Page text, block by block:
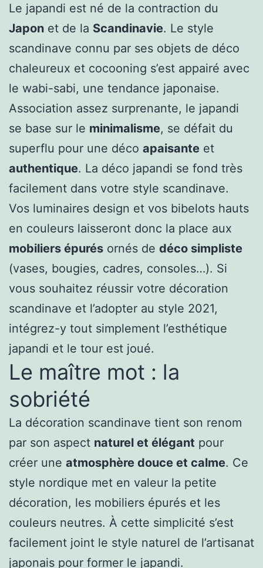
Le japandi est né de la contraction du
Japon et de la Scandinavie. Le style
scandinave connu par ses objets de déco
chaleureux et cocooning s’est appairé avec
le wabi-sabi, une tendance japonaise.
Association assez surprenante, le japandi
se base sur le minimalisme, se défait du
superflu pour une déco apaisante et
authentique. La déco japandi se fond très
facilement dans votre style scandinave.
Vos luminaires design et vos bibelots hauts
en couleurs laisseront donc la place aux
mobiliers épurés ornés de déco simpliste
(vases, bougies, cadres, consoles…). Si
vous souhaitez réussir votre décoration
scandinave et l’adopter au style 2021,
intégrez-y tout simplement l’esthétique
japandi et le tour est joué.
Le maître mot : la
sobriété
La décoration scandinave tient son renom
par son aspect naturel et élégant pour
créer une atmosphère douce et calme. Ce
style nordique met en valeur la petite
décoration, les mobiliers épurés et les
couleurs neutres. À cette simplicité s’est
facilement joint le style naturel de l’artisanat
japonais pour former le japandi.